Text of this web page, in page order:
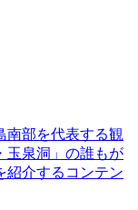
南部を代表する観
玉泉洞」の誰もが
紹介するコンテン